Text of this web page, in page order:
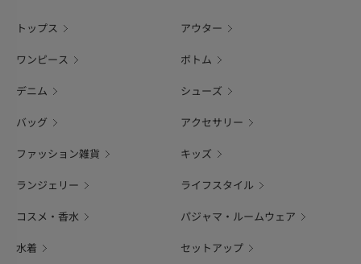
トップス アウター
ワンピース ボトム
デニム シューズ
バッグ アクセサリー
ファッション雑貨 キッズ
ランジェリー ライフスタイル
コスメ・香水 パジャマ・ルームウェア
水着 セットアップ